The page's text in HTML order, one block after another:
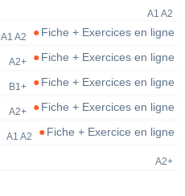
A1 A2
Fiche + Exercices en ligne
A1 A2
Fiche + Exercices en ligne
A2+
Fiche + Exercices en ligne
B1+
Fiche + Exercices en ligne
A2+
Fiche + Exercice en ligne
A1 A2
A2+